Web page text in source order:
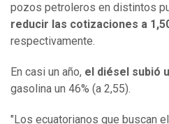
pozos petroleros en distintos
reducir las cotizaciones a
respectivamente.
En casi un año, el diésel subió
gasolina un 46% (a 2,55).
"Los ecuatorianos que buscan